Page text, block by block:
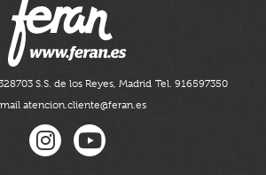
28703 S.S. de los Reyes, Madrid Tel. 916597350
atencion.cliente@feran.es